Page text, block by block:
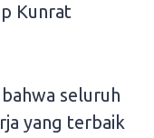
Kunrat
seluruh
yang terbaik